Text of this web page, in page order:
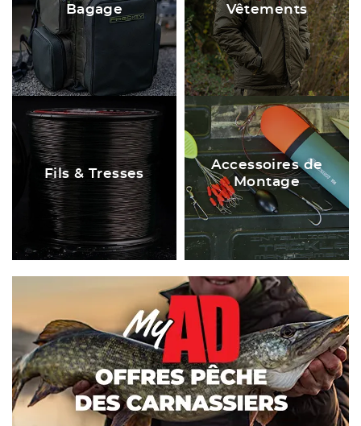
Bagage Vêtements
Fils & Tresses
Accessoires de
Montage